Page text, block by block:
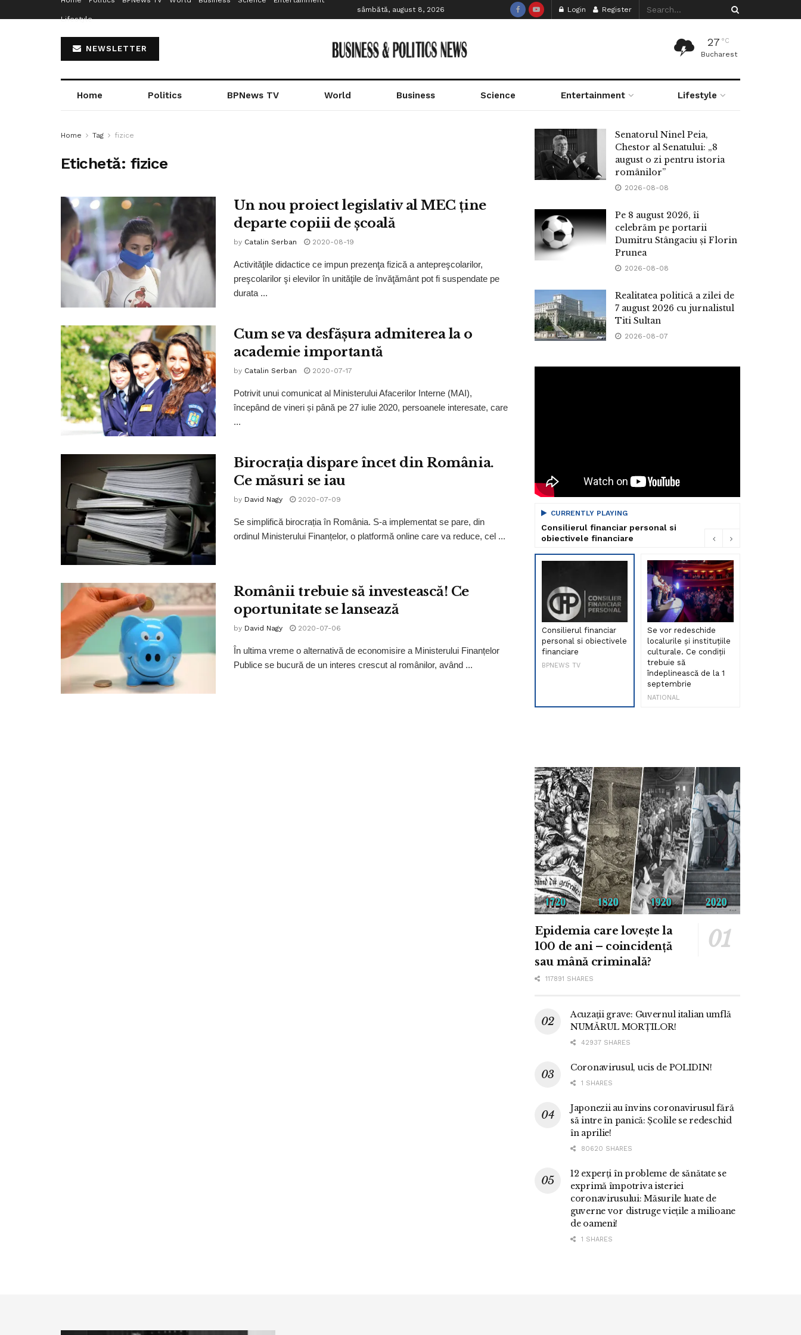
Lifestyle
sâmbătă, august 8, 2026 Login Register
NEWSLETTER
27 °C
Bucharest
Home Politics BPNews TV World Business Science Entertainment Lifestyle
Home Tag fizice
Etichetă: fizice
Un nou proiect legislativ al MEC ține
departe copiii de școală
by Catalin Serban 2020-08-19
Activităţile didactice ce impun prezenţa fizică a antepreşcolarilor,
preşcolarilor şi elevilor în unităţile de învăţământ pot fi suspendate pe
durata ...
Cum se va desfășura admiterea la o
academie importantă
by Catalin Serban 2020-07-17
Potrivit unui comunicat al Ministerului Afacerilor Interne (MAI),
începând de vineri și până pe 27 iulie 2020, persoanele interesate, care
...
Birocrația dispare încet din România.
Ce măsuri se iau
by David Nagy 2020-07-09
Se simplifică birocrația în România. S-a implementat se pare, din
ordinul Ministerului Finanțelor, o platformă online care va reduce, cel ...
Românii trebuie să investească! Ce
oportunitate se lansează
by David Nagy 2020-07-06
În ultima vreme o alternativă de economisire a Ministerului Finanțelor
Publice se bucură de un interes crescut al românilor, având ...
Senatorul Ninel Peia,
Chestor al Senatului: „8
august o zi pentru istoria
românilor”
2026-08-08
Pe 8 august 2026, îi
celebrăm pe portarii
Dumitru Stângaciu și Florin
Prunea
2026-08-08
Realitatea politică a zilei de
7 august 2026 cu jurnalistul
Titi Sultan
2026-08-07
CURRENTLY PLAYING
Consilierul financiar personal si
obiectivele financiare
Consilierul financiar
personal si obiectivele
financiare
BPNEWS TV
Se vor redeschide
localurile și instituțiile
culturale. Ce condiții
trebuie să
îndeplinească de la 1
septembrie
NATIONAL
Epidemia care lovește la
100 de ani – coincidență
sau mână criminală?
117891 SHARES
Acuzații grave: Guvernul italian umflă
NUMĂRUL MORȚILOR!
42937 SHARES
Coronavirusul, ucis de POLIDIN!
1 SHARES
Japonezii au învins coronavirusul fără
să intre în panică: Școlile se redeschid
în aprilie!
80620 SHARES
12 experți în probleme de sănătate se
exprimă împotriva isteriei
coronavirusului: Măsurile luate de
guverne vor distruge viețile a milioane
de oameni!
1 SHARES